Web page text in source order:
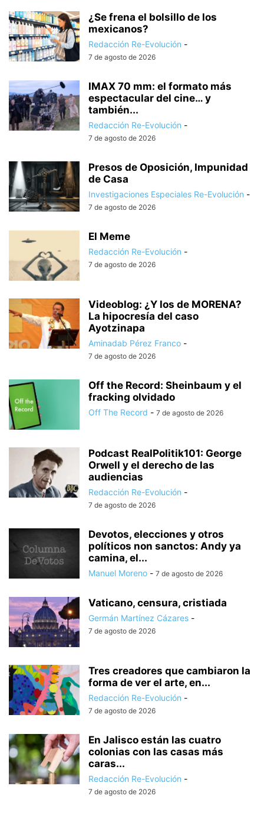
¿Se frena el bolsillo de los
mexicanos?
Redacción Re-Evolución -
7 de agosto de 2026
IMAX 70 mm: el formato más
espectacular del cine… y
también...
Redacción Re-Evolución -
7 de agosto de 2026
Presos de Oposición, Impunidad
de Casa
Investigaciones Especiales Re-Evolución -
7 de agosto de 2026
El Meme
Redacción Re-Evolución -
7 de agosto de 2026
Videoblog: ¿Y los de MORENA?
La hipocresía del caso
Ayotzinapa
Aminadab Pérez Franco -
7 de agosto de 2026
Off the Record: Sheinbaum y el
fracking olvidado
Off The Record - 7 de agosto de 2026
Podcast RealPolitik101: George
Orwell y el derecho de las
audiencias
Redacción Re-Evolución -
7 de agosto de 2026
Devotos, elecciones y otros
políticos non sanctos: Andy ya
camina, el...
Manuel Moreno - 7 de agosto de 2026
Vaticano, censura, cristiada
Germán Martínez Cázares -
7 de agosto de 2026
Tres creadores que cambiaron la
forma de ver el arte, en...
Redacción Re-Evolución -
7 de agosto de 2026
En Jalisco están las cuatro
colonias con las casas más
caras...
Redacción Re-Evolución -
7 de agosto de 2026